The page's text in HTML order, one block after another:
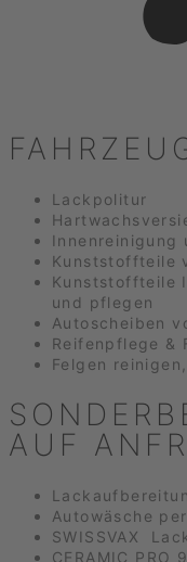
Lackpolitur
Innenreinigung
Kunststoffteile
Kunststoffteile
und pflegen
Autoscheiben
Reifenpflege &
Felgen
AUF
Autowäsche
SWISSVAX
CERAMIC